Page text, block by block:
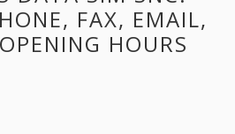
FAX, EMAIL,
HOURS